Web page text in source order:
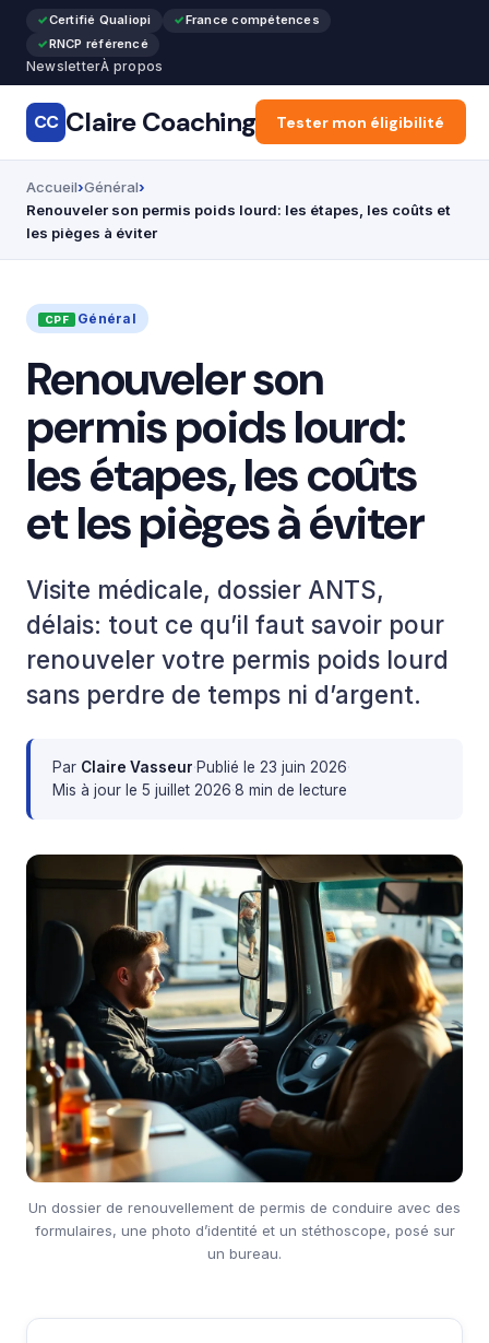
Certifié Qualiopi
France compétences
RNCP référencé
NewsletterÀ propos
CC Claire Coaching Accueil Articles
Tester mon éligibilité
Accueil Général
Renouveler son permis poids lourd: les étapes, les coûts et
les pièges à éviter
Général
Renouveler son
permis poids lourd:
les étapes, les coûts
et les pièges à éviter
Visite médicale, dossier ANTS,
délais: tout ce qu’il faut savoir pour
renouveler votre permis poids lourd
sans perdre de temps ni d’argent.
Par Claire Vasseur·Publié le 23 juin 2026·
Mis à jour le 5 juillet 2026·8 min de lecture
Un dossier de renouvellement de permis de conduire avec des
formulaires, une photo d’identité et un stéthoscope, posé sur
un bureau.